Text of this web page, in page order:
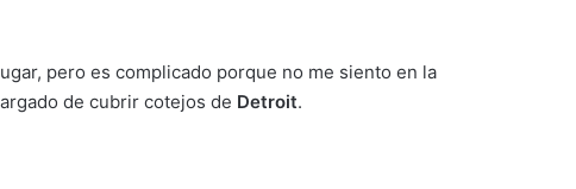
pero es complicado porque no me siento en la
de cubrir cotejos de Detroit.